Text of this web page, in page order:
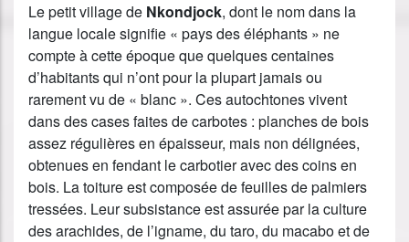
Le petit village de Nkondjock, dont le nom dans la
langue locale signifie « pays des éléphants » ne
compte à cette époque que quelques centaines
d’habitants qui n’ont pour la plupart jamais ou
rarement vu de « blanc ». Ces autochtones vivent
dans des cases faites de carbotes : planches de bois
assez régulières en épaisseur, mais non délignées,
obtenues en fendant le carbotier avec des coins en
bois. La toiture est composée de feuilles de palmiers
tressées. Leur subsistance est assurée par la culture
des arachides, de l’igname, du taro, du macabo et de